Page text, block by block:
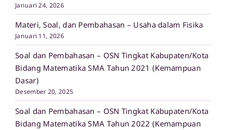
Januari 24, 2026
Materi, Soal, dan Pembahasan – Usaha dalam Fisika
Januari 11, 2026
Soal dan Pembahasan – OSN Tingkat Kabupaten/Kota
Bidang Matematika SMA Tahun 2021 (Kemampuan
Dasar)
Desember 20, 2025
Soal dan Pembahasan – OSN Tingkat Kabupaten/Kota
Bidang Matematika SMA Tahun 2022 (Kemampuan